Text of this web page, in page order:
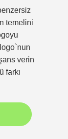
temelini
verin
farkı